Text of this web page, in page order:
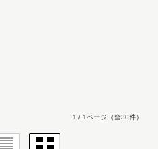
1 / 1ページ （全30件）